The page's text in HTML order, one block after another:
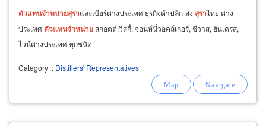
ตัวแทนจำหน่ายสุราและเบียร์ต่างประเทศ ธุรกิจค้าปลีก-ส่ง สุราไทย ต่าง
ประเทศ ตัวแทนจำหน่าย สกอตต์,วิสกี้, จอนห์นี่วอคล์เกอร์, ชีวาส, ฮันเดรส,
ไวน์ต่างประเทศ ทุกชนิด
Category : Distillers' Representatives